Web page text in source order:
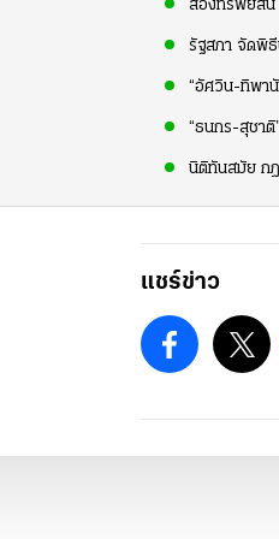
ส่องทรัพย์สิน
รัฐสภา จัดพิ
“อัศวิน-ทิพานั
“ธนกร-สุชา
นิติทันสมัย ก
แชร์ข่าว